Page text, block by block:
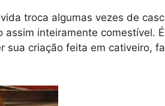
troca algumas vezes de
inteiramente comestível.
sua criação feita em cativeiro,